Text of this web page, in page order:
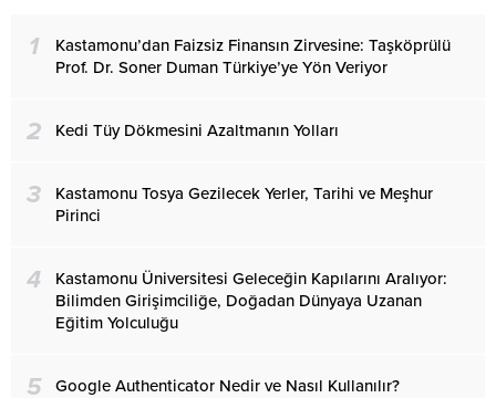
1
Kastamonu’dan Faizsiz Finansın Zirvesine: Taşköprülü
Prof. Dr. Soner Duman Türkiye’ye Yön Veriyor
2 Kedi Tüy Dökmesini Azaltmanın Yolları
3
Kastamonu Tosya Gezilecek Yerler, Tarihi ve Meşhur
Pirinci
4
Kastamonu Üniversitesi Geleceğin Kapılarını Aralıyor:
Bilimden Girişimciliğe, Doğadan Dünyaya Uzanan
Eğitim Yolculuğu
5 Google Authenticator Nedir ve Nasıl Kullanılır?